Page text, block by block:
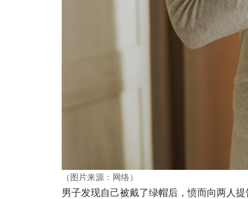
（图片来源：网络）
男子发现自己被戴了绿帽后，愤而向两人